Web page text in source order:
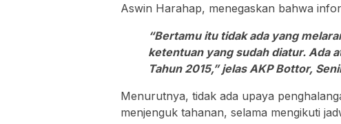
Aswin Harahap, menegaskan bahwa
“Bertamu itu tidak ada yang
ketentuan yang sudah diatur. Ada
Tahun 2015,” jelas AKP Bottor,
Menurutnya, tidak ada upaya
menjenguk tahanan, selama mengikuti